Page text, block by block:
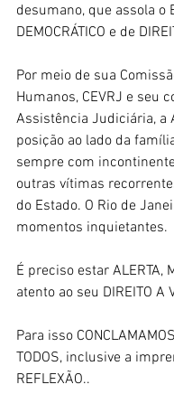
desumano, que assola o
DEMOCRÁTICO e de
Por meio de sua
Humanos, CEVRJ e seu
Assistência Judiciária, a
posição ao lado da
sempre com
outras vítimas
do Estado. O Rio de
momentos inquietantes.
É preciso estar ALERTA,
atento ao seu DIREITO A
Para isso
TODOS, inclusive a
REFLEXÃO..